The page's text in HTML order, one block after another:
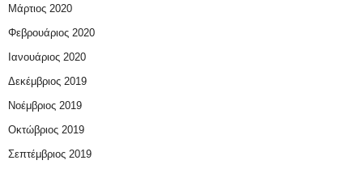
Μάρτιος 2020
Φεβρουάριος 2020
Ιανουάριος 2020
Δεκέμβριος 2019
Νοέμβριος 2019
Οκτώβριος 2019
Σεπτέμβριος 2019